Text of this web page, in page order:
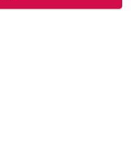
、突然会社を辞める。翌月からの